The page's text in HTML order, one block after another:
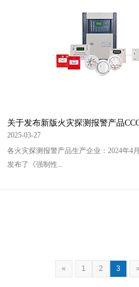
关于发布新版火灾探测报警产品
的通知
2025-03-27
各火灾探测报警产品生产企业：2024年4
发布了《强制性...
« 1 2 3 »